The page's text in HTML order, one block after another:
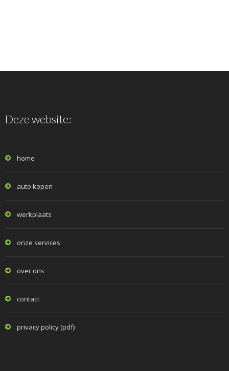
Deze website:
home
auto kopen
werkplaats
onze services
over ons
contact
privacy policy (pdf)